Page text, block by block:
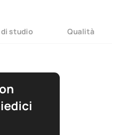
di studio Qualità